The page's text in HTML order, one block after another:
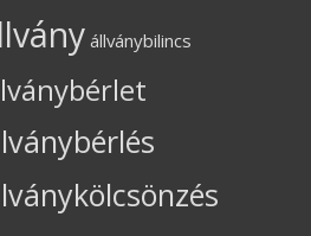
állványbilincs